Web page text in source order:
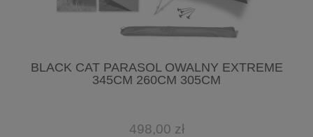
BLACK CAT PARASOL OWALNY EXTREME
345CM 260CM 305CM
498,00 zł